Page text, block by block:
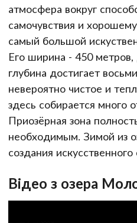
атмосфера вокруг
самочувствия и
самый большой
Его ширина - 450
глубина достигает
невероятно чистое и
здесь собирается много
Приозёрная зона
необходимым. Зимой из
создания искусственного
Відео з озера